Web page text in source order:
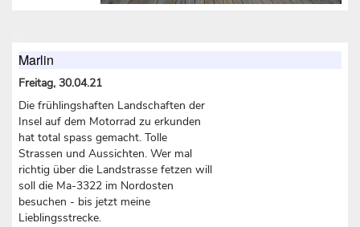
Marlin
Freitag, 30.04.21
Die frühlingshaften Landschaften der
Insel auf dem Motorrad zu erkunden
hat total spass gemacht. Tolle
Strassen und Aussichten. Wer mal
richtig über die Landstrasse fetzen will
soll die Ma-3322 im Nordosten
besuchen - bis jetzt meine
Lieblingsstrecke.